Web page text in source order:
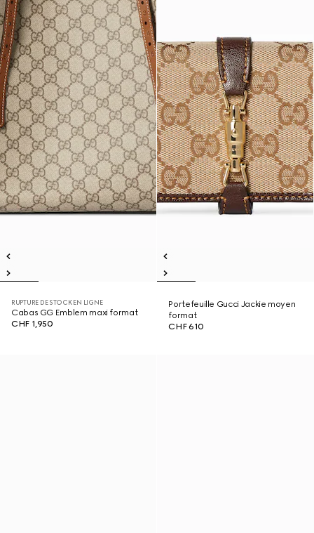
RUPTURE DE STOCK EN LIGNE
Cabas GG Emblem maxi format
CHF 1,950
Portefeuille Gucci Jackie moyen
format
CHF 610